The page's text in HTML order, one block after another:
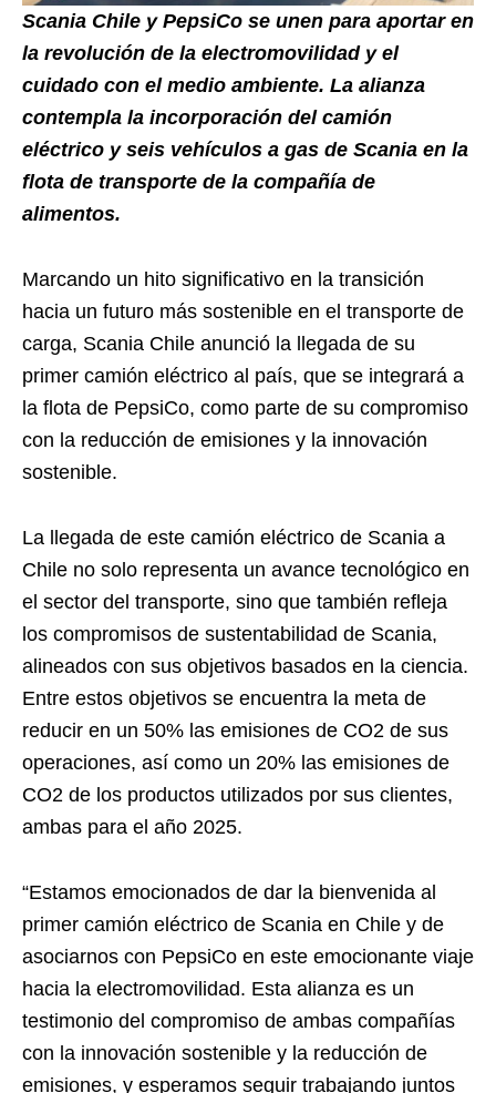
Scania Chile y PepsiCo se unen para aportar en
la revolución de la electromovilidad y el
cuidado con el medio ambiente. La alianza
contempla la incorporación del camión
eléctrico y seis vehículos a gas de Scania en la
flota de transporte de la compañía de
alimentos.
Marcando un hito significativo en la transición
hacia un futuro más sostenible en el transporte de
carga, Scania Chile anunció la llegada de su
primer camión eléctrico al país, que se integrará a
la flota de PepsiCo, como parte de su compromiso
con la reducción de emisiones y la innovación
sostenible.
La llegada de este camión eléctrico de Scania a
Chile no solo representa un avance tecnológico en
el sector del transporte, sino que también refleja
los compromisos de sustentabilidad de Scania,
alineados con sus objetivos basados en la ciencia.
Entre estos objetivos se encuentra la meta de
reducir en un 50% las emisiones de CO2 de sus
operaciones, así como un 20% las emisiones de
CO2 de los productos utilizados por sus clientes,
ambas para el año 2025.
“Estamos emocionados de dar la bienvenida al
primer camión eléctrico de Scania en Chile y de
asociarnos con PepsiCo en este emocionante viaje
hacia la electromovilidad. Esta alianza es un
testimonio del compromiso de ambas compañías
con la innovación sostenible y la reducción de
emisiones, y esperamos seguir trabajando juntos